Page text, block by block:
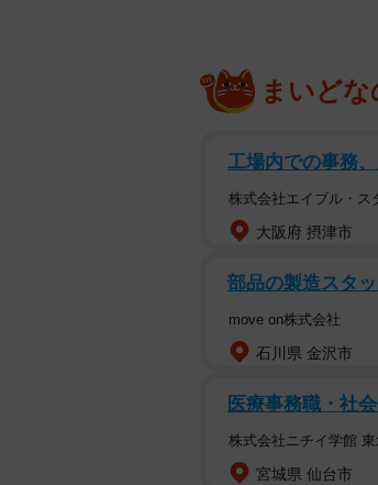
「苦手なエレベータ
らエレベーターに乗
て、「勇気を充電中
現在３歳になる女の
母さん犬からうまれ
前「まいどなニュー
「かわいいですね 勇
「可愛いすぎますね。
「私からも送ります」
まいどな
工場内での事務
株式会社エイブル・ス
大阪府 摂津市
部品の製造スタ
move on株式会社
石川県 金沢市
医療事務職・社
株式会社ニチイ学館
宮城県 仙台市